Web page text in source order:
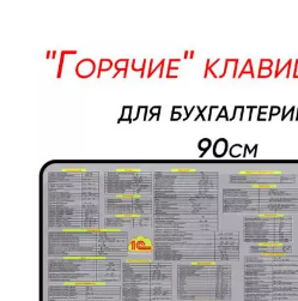
По
игр
Аниме
Текущий:Колумбус